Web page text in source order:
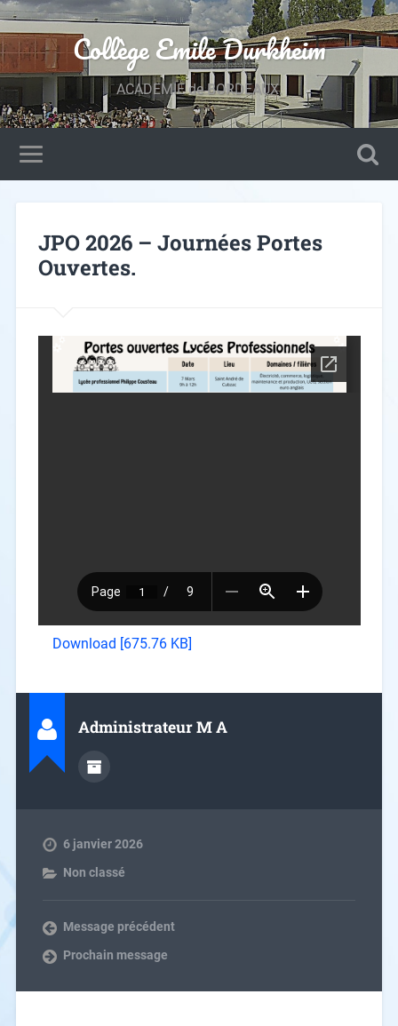
Collège Emile Durkheim
ACADEMIE de BORDEAUX.
JPO 2026 – Journées Portes
Ouvertes.
Download [675.76 KB]
Administrateur M A
6 janvier 2026
Non classé
Message précédent
Prochain message